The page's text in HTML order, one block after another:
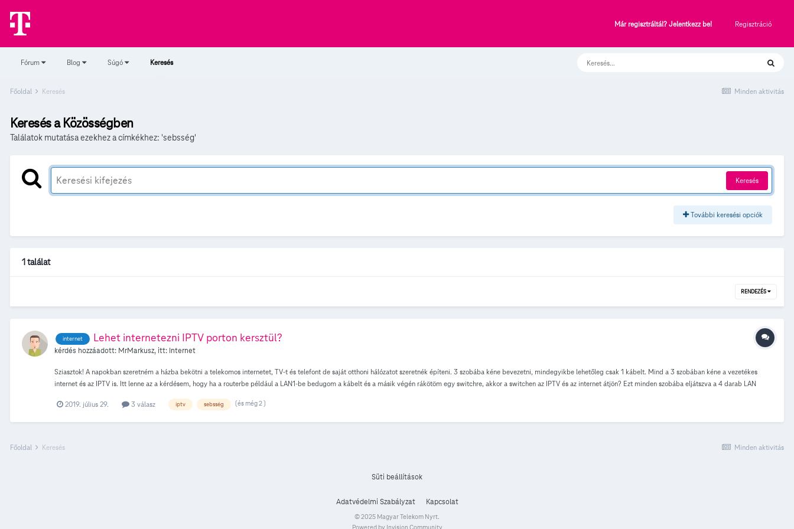
Már regisztráltál? Jelentkezz be! Regisztráció
Fórum Blog Súgó Keresés
Minden aktivitás
Főoldal Keresés
Keresés a Közösségben
Találatok mutatása ezekhez a címkékhez: 'sebsség'
Keresés
További keresési opciók
1 találat
RENDEZÉS
internet Lehet internetezni IPTV porton kersztül?
kérdés hozzáadott: MrMarkusz, itt: Internet
Sziasztok! A napokban szeretném a házba bekötni a telekomos internetet, TV-t és telefont de saját otthoni hálózatot szeretnék építeni. 3 szobába kéne bevezetni, mindegyikbe lehetőleg csak 1 kábelt. Mind a 3 szobában kéne a vezetékes
internet és az IPTV is. Itt lenne az a kérdésem, hogy ha a routerbe például a LAN1-be bedugom a kábelt és a másik végén rákötöm egy switchre, akkor a switchen az IPTV és az internet átjön? Ezt minden szobába eljátszva a 4 darab LAN
2019. július 29.
3 válasz iptv sebsség (és még 2 )
Minden aktivitás
Főoldal Keresés
Süti beállítások
Adatvédelmi Szabályzat Kapcsolat
© 2025 Magyar Telekom Nyrt.
Powered by Invision Community